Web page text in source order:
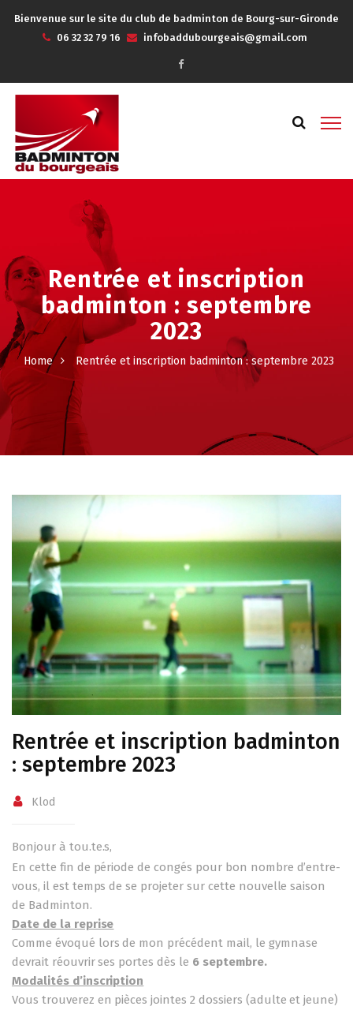
Bienvenue sur le site du club de badminton de Bourg-sur-Gironde
06 32 32 79 16
infobaddubourgeais@gmail.com
Rentrée et inscription
badminton : septembre
2023
Home Rentrée et inscription badminton : septembre 2023
Rentrée et inscription badminton
: septembre 2023
Klod
Bonjour à tou.te.s,
En cette fin de période de congés pour bon nombre d’entre-
vous, il est temps de se projeter sur cette nouvelle saison
de Badminton.
Date de la reprise
Comme évoqué lors de mon précédent mail, le gymnase
devrait réouvrir ses portes dès le 6 septembre.
Modalités d’inscription
Vous trouverez en pièces jointes 2 dossiers (adulte et jeune)